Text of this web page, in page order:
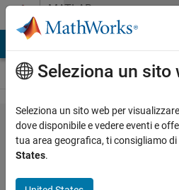
Vai al contenutoMATLAB
Answers
How to
establish a
Seleziona un sito
Seleziona un sito web per
dove disponibile e vedere eventi e
tua area geografica, ti consigliamo di
States.